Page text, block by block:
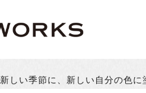
新しい季節に、新しい自分の色に